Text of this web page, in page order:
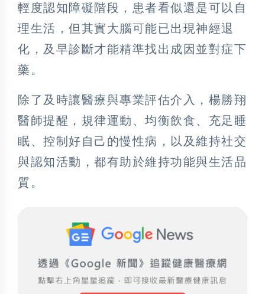
輕度認知障礙階段，患者看似還是可以自
理生活，但其實大腦可能已出現神經退
化，及早診斷才能精準找出成因並對症下
藥。
除了及時讓醫療與專業評估介入，楊勝翔
醫師提醒，規律運動、均衡飲食、充足睡
眠、控制好自己的慢性病，以及維持社交
與認知活動，都有助於維持功能與生活品
質。